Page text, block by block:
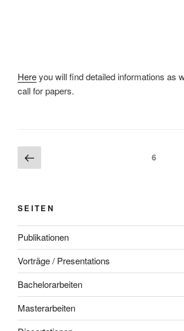
Hereyou will find detailed informations as
call for papers.
Beitragsnavigation
Vorherige
Seite
Seite6
SEITEN
Publikationen
Vorträge / Presentations
Bachelorarbeiten
Masterarbeiten